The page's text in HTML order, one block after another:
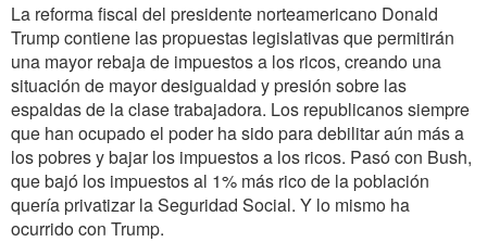
La reforma fiscal del presidente norteamericano Donald
Trump contiene las propuestas legislativas que permitirán
una mayor rebaja de impuestos a los ricos, creando una
situación de mayor desigualdad y presión sobre las
espaldas de la clase trabajadora. Los republicanos siempre
que han ocupado el poder ha sido para debilitar aún más a
los pobres y bajar los impuestos a los ricos. Pasó con Bush,
que bajó los impuestos al 1% más rico de la población
quería privatizar la Seguridad Social. Y lo mismo ha
ocurrido con Trump.